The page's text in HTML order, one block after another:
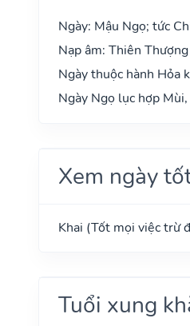
Ngày: Mậu Ngọ; tức
Nạp âm: Thiên
Ngày thuộc hành Hỏa
Ngày Ngọ lục hợp
Xem ngày
Khai (Tốt mọi việc trừ
Tuổi xung